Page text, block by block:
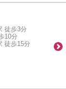
徒歩3分
10分
徒歩15分